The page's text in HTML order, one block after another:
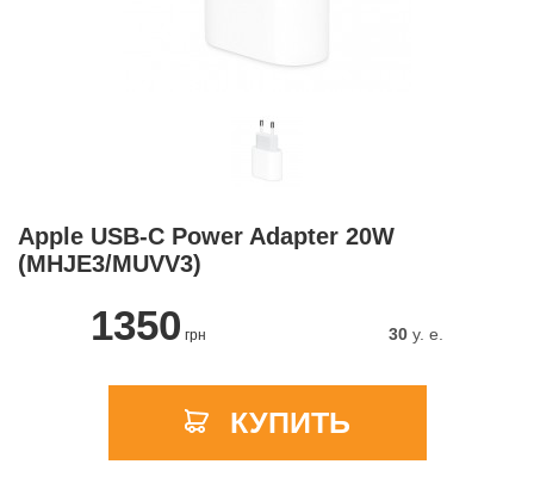
Apple USB-C Power Adapter 20W
(MHJE3/MUVV3)
1350 грн 30y. e.
КУПИТЬ